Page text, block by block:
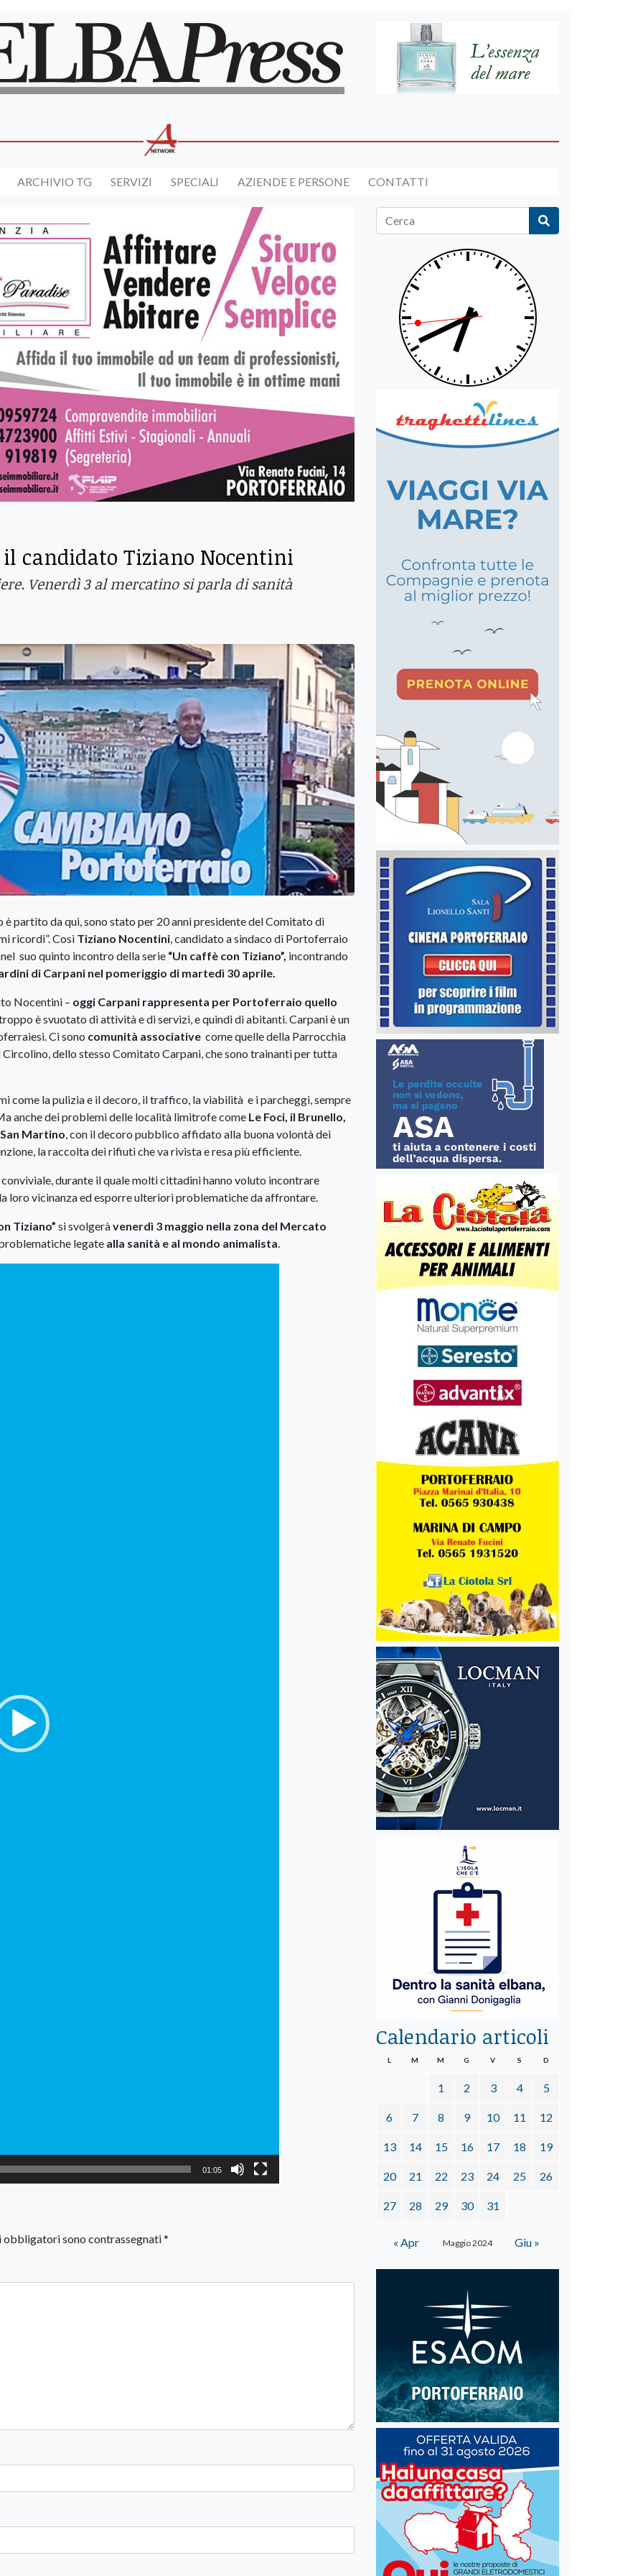
ARCHIVIO TG SERVIZI SPECIALI AZIENDE E PERSONE CONTATTI
candidato Tiziano Nocentini
Venerdì 3 al mercatino si parla di sanità
è partito da qui, sono stato per 20 anni presidente del Comitato di
ricordi”. Così Tiziano Nocentini , candidato a sindaco di Portoferraio
suo quinto incontro della serie “Un caffè con Tiziano”, incontrando
di Carpani nel pomeriggio di martedì 30 aprile.
Nocentini – oggi Carpani rappresenta per Portoferraio quello
è svuotato di attività e di servizi, e quindi di abitanti. Carpani è un
Ci sono comunità associative come quelle della Parrocchia
dello stesso Comitato Carpani, che sono trainanti per tutta
come la pulizia e il decoro, il traffico, la viabilità e i parcheggi, sempre
anche dei problemi delle località limitrofe come Le Foci, il Brunello,
Martino , con il decoro pubblico affidato alla buona volontà dei
la raccolta dei rifiuti che va rivista e resa più efficiente.
durante il quale molti cittadini hanno voluto incontrare
loro vicinanza ed esporre ulteriori problematiche da affrontare.
Tiziano” si svolgeràvenerdì 3 maggio nella zona del Mercato
legate alla sanità e al mondo animalista
01:05
obbligatori sono contrassegnati*
Calendario articoli
Maggio 2024
L M M G V S D
1 2 3 4 5
6 7 8 9 10 11 12
13 14 15 16 17 18 19
20 21 22 23 24 25 26
27 28 29 30 31
« Apr Giu »